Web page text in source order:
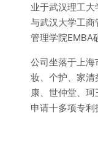
业于武汉理工
与武汉大学工
管理学院EMBA
公司坐落于上
妆、个护、家
康、世仲堂、
申请十多项专利